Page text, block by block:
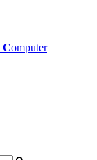
Computer